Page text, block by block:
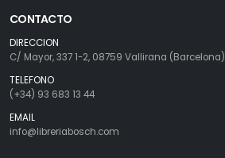
CONTACTO
DIRECCION
C/ Mayor, 337 1-2, 08759 Vallirana (Barcelona)
TELEFONO
(+34) 93 683 13 44
EMAIL
info@libreriabosch.com